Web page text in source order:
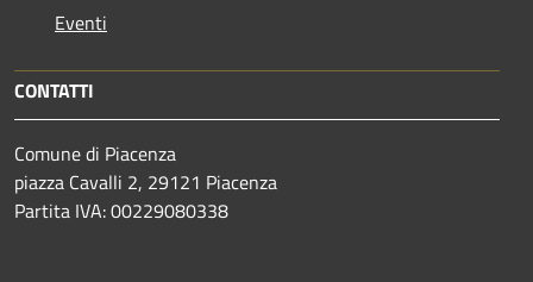
Eventi
CONTATTI
Comune di Piacenza
piazza Cavalli 2, 29121 Piacenza
Partita IVA: 00229080338